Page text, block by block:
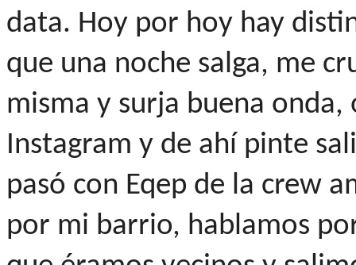
data. Hoy por hoy hay
que una noche salga, me
misma y surja buena
Instagram y de ahí pinte
pasó con Eqep de la crew
por mi barrio, hablamos